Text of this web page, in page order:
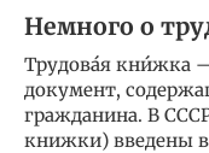
Немного о
Трудова́я кни́жка
документ,
гражданина. В
книжки) введены